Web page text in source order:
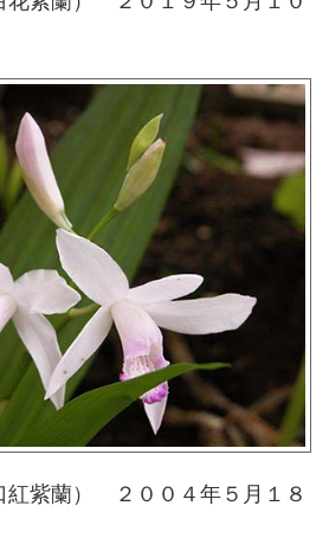
紅紫蘭） ２００４年５月１８